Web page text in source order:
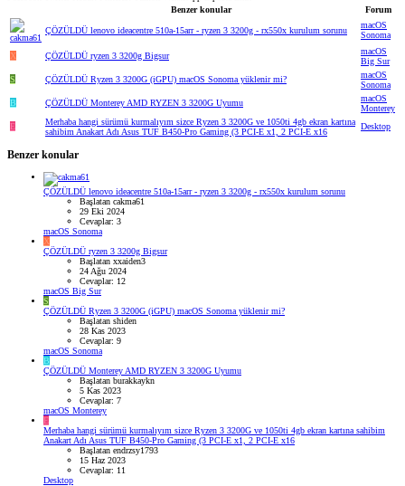
Benzer konular
Forum
ÇÖZÜLDÜ lenovo ideacentre 510a-15arr - ryzen 3 3200g - rx550x kurulum sorunu
macOS
Sonoma
X ÇÖZÜLDÜ ryzen 3 3200g Bigsur
macOS
Big Sur
S
ÇÖZÜLDÜ Ryzen 3 3200G (iGPU) macOS Sonoma yüklenir mi?
macOS
Sonoma
B
ÇÖZÜLDÜ Monterey AMD RYZEN 3 3200G Uyumu
macOS
Monterey
E
Merhaba hangi sürümü kurmalıyım sizce Ryzen 3 3200G ve 1050ti 4gb ekran kartına
sahibim Anakart Adı Asus TUF B450-Pro Gaming (3 PCI-E x1, 2 PCI-E x16
Desktop
Benzer konular
ÇÖZÜLDÜ lenovo ideacentre 510a-15arr - ryzen 3 3200g - rx550x kurulum sorunu
Başlatan cakma61
29 Eki 2024
Cevaplar: 3
macOS Sonoma
X
ÇÖZÜLDÜ ryzen 3 3200g Bigsur
Başlatan xxaiden3
24 Ağu 2024
Cevaplar: 12
macOS Big Sur
S
ÇÖZÜLDÜ Ryzen 3 3200G (iGPU) macOS Sonoma yüklenir mi?
Başlatan shiden
28 Kas 2023
Cevaplar: 9
macOS Sonoma
B
ÇÖZÜLDÜ Monterey AMD RYZEN 3 3200G Uyumu
Başlatan burakkaykn
5 Kas 2023
Cevaplar: 7
macOS Monterey
E
Merhaba hangi sürümü kurmalıyım sizce Ryzen 3 3200G ve 1050ti 4gb ekran kartına sahibim
Anakart Adı Asus TUF B450-Pro Gaming (3 PCI-E x1, 2 PCI-E x16
Başlatan endrzsy1793
15 Haz 2023
Cevaplar: 11
Desktop